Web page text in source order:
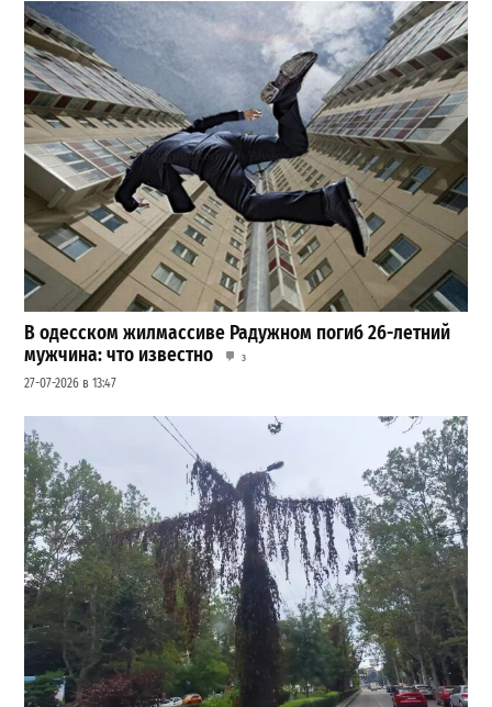
В одесском жилмассиве Радужном погиб 26-летний
мужчина: что известно
3
27-07-2026 в 13:47